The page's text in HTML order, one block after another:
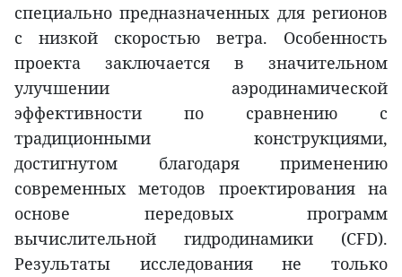
специально предназначенных для регионов
с низкой скоростью ветра. Особенность
проекта заключается в значительном
улучшении аэродинамической
эффективности по сравнению с
традиционными конструкциями,
достигнутом благодаря применению
современных методов проектирования на
основе передовых программ
вычислительной гидродинамики (CFD).
Результаты исследования не только